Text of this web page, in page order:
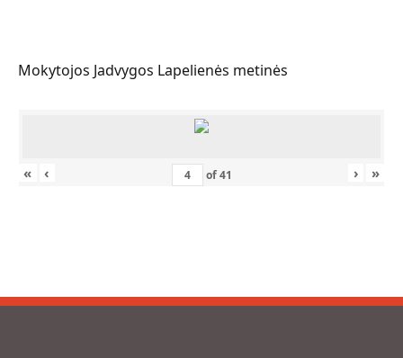
Mokytojos Jadvygos Lapelienės metinės
« ‹ of41 › »